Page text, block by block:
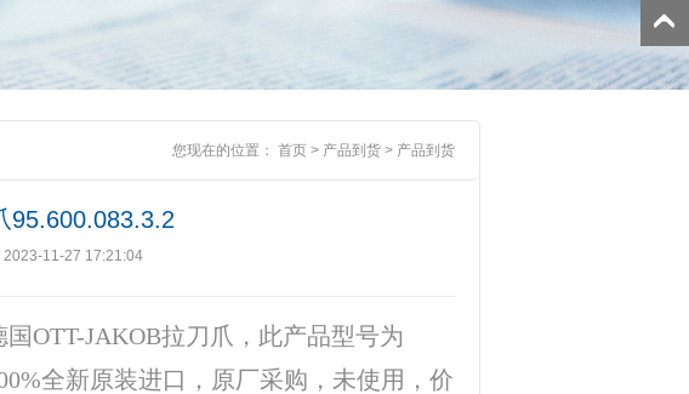
您现在的位置： 首页 > 产品到货 > 产品到货
95.600.083.3.2
2023-11-27 17:21:04
OTT-JAKOB拉刀爪，此产品型号为
全新原装进口，原厂采购，未使用，价